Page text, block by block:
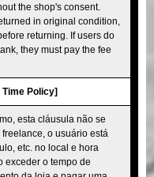
the shop's consent.
in original condition,
returning. If users do
they must pay the fee
Time Policy]
esta cláusula não se
o usuário está
etc. no local e hora
exceder o tempo de